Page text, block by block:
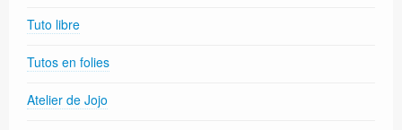
Tuto libre
Tutos en folies
Atelier de Jojo